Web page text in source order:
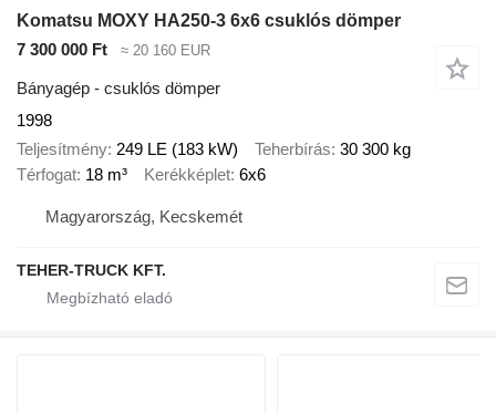
Komatsu MOXY HA250-3 6x6 csuklós dömper
7 300 000 Ft
≈ 20 160 EUR
Bányagép - csuklós dömper
1998
Teljesítmény 249 LE (183 kW) Teherbírás 30 300 kg
Térfogat 18 m³ Kerékképlet 6x6
Magyarország, Kecskemét
TEHER-TRUCK KFT.